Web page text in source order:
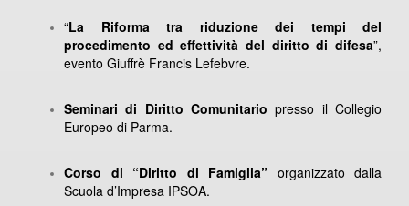
“La Riforma tra riduzione dei tempi del
procedimento ed effettività del diritto di difesa”,
evento Giuffrè Francis Lefebvre.
Seminari di Diritto Comunitario presso il Collegio
Europeo di Parma.
Corso di “Diritto di Famiglia” organizzato dalla
Scuola d’Impresa IPSOA.